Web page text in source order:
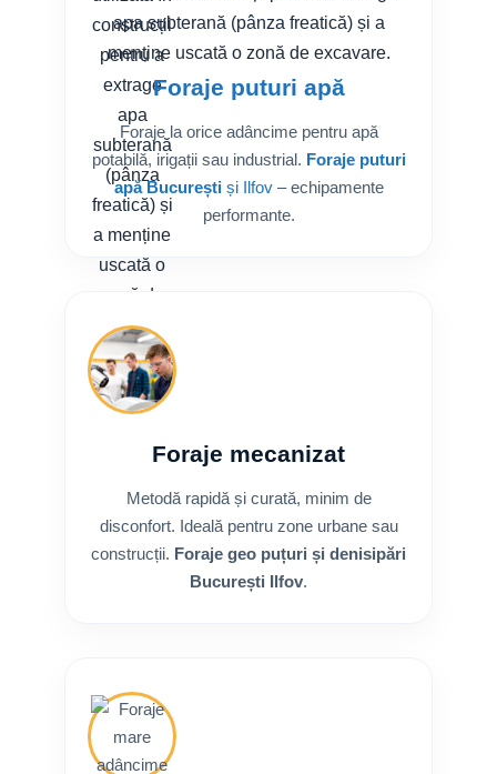
apa subterană (pânza freatică) și a
menține uscată o zonă de excavare.
Foraje puturi apă
Foraje la orice adâncime pentru apă
potabilă, irigații sau industrial. Foraje puturi
apă Bucureștiși Ilfov– echipamente
performante.
Foraje mecanizat
Metodă rapidă și curată, minim de
disconfort. Ideală pentru zone urbane sau
construcții. Foraje geo puțuri și denisipări
București Ilfov.